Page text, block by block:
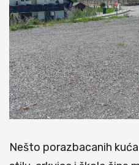
Nešto porazbacanih